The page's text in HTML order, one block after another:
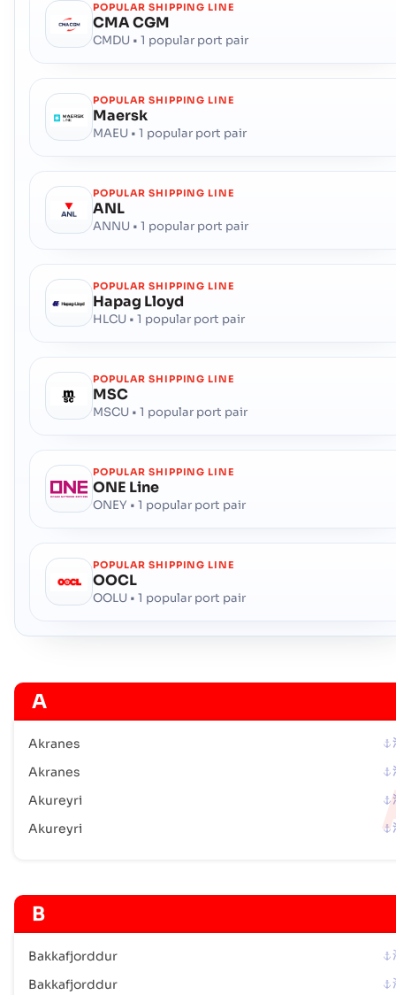
Siglufjordur (ISSIG), Iceland, Europe
邮政编码 :
港口代码 :
Skagastrond
地址 :
Skagastrond (ISSKA), Iceland, Europe
Stodvarfjordur
邮政编码 :-
港口代码 :ISSTD
地址 :Stykkisholmur (ISSTY), Iceland, Europe
邮政编码 :-
港口代码 :ISSTY
Sudureyri
地址 :
Sudureyri (ISSUD), Iceland, Europe
邮政编码 :-
港口代码 :ISSUD
Talknafjordur
Talknafjordur (ISTAL), Iceland, Europe
邮政编码 :-
地址 :
邮政编码 :-
港口代码 : ISTEY
邮政编码 :-
Thorshofn
邮政编码 :
港口代码 :
POPULAR SHIPPING LINE
CMA CGM
CMDU • 1 popular port pair
POPULAR SHIPPING LINE
Maersk
MAEU • 1 popular port pair
POPULAR SHIPPING LINE
ANL
ANNU • 1 popular port pair
POPULAR SHIPPING LINE
Hapag Lloyd
HLCU • 1 popular port pair
POPULAR SHIPPING LINE
MSC
MSCU • 1 popular port pair
POPULAR SHIPPING LINE
ONE Line
ONEY • 1 popular port pair
POPULAR SHIPPING LINE
OOCL
OOLU • 1 popular port pair
A
Akranes
Akranes
Akureyri
Akureyri
B
Bakkafjorddur
Bakkafjorddur